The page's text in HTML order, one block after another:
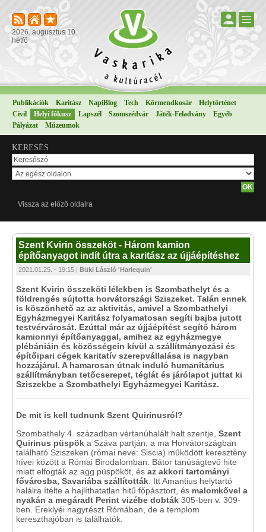
2026. augusztus 10.
hétfő
Publikációk Karitász NapiBlog Tech Körmendkosár
Helytörténet
Civil
Helyi fókusz Lapszél Szomszédvár Játék-Feladvány
Egyéb
Pályázat
Múzeumok
KERESÉS
Vissza az előző oldalra
Szent Kvirin összeköt - Három kamion
építőanyagot indít útra a karitász az újjáépítéshez
2021.01.25. - 19:15 | Büki László 'Harlequin'
Szent Kvirin összeköti lélekben is Szombathelyt és a
földrengés sújtotta horvátországi Sziszeket. Talán ennek
is köszönhető az az aktivitás, amivel a Szombathelyi
Egyházmegyei Karitász folyamatosan segíti bajba jutott
testvérvárosát. Ezúttal már az újjáépítést segítő három
kamionnyi építőanyaggal, amihez az egyházmegye
plébániáin és közösségein kívül a szállítmányozási és
építőipari cégek karitatív szerepvállalása is nagyban
hozzájárul. A hamarosan útnak induló humanitárius
szállítmányban tetőcserepet, téglát és járólapot juttat ki
Sziszekbe a Szombathelyi Egyházmegyei Karitász.
De mit is kell tudnunk Szent Quirinusról?
Szombathely 4. században vértanúhalált halt szentje, Szent
Quirinus püspök a Száva partján, a ma Horvátországban
található Sziszeken (római neve: Siscia) működött keresztény
hívei között a Római Birodalomban. Bátor tanúságtevő hite
miatt elfogták az agg püspököt, és az akkori tartományi
fővárosba, Savariába szállították . Itt Amantius helytartó
halálra ítélte a hajlíthatatlan hitű főpásztort, és malomkővel a
nyakán a megáradt Perint vizébe dobták 305-ben v. 309-
ben. Ereklyéi nagyrészt Rómában, de a templom
kereszthajóban is találhatók.